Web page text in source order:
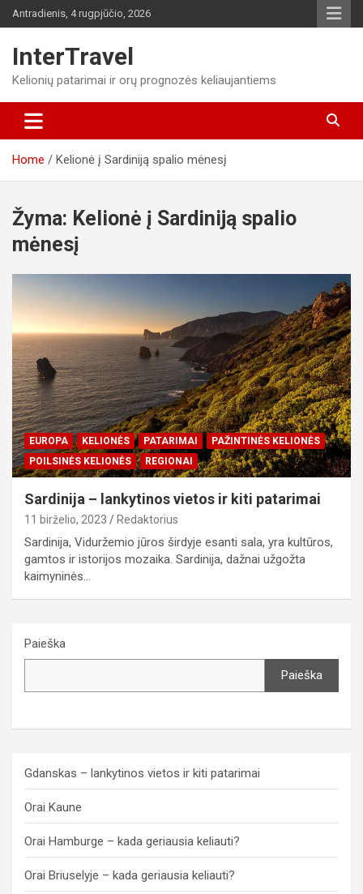
Skip
to
Antradienis, 4 rugpjūčio, 2026
InterTravel
Kelionių patarimai ir orų prognozės keliaujantiems
Home Kelionė į Sardiniją spalio mėnesį
Žyma: Kelionė į Sardiniją spalio
mėnesį
EUROPA KELIONĖS PATARIMAI
PAŽINTINĖS KELIONĖS
POILSINĖS KELIONĖS
REGIONAI
Sardinija – lankytinos vietos ir kiti patarimai
11 birželio, 2023 Redaktorius
Sardinija, Viduržemio jūros širdyje esanti sala, yra kultūros,
gamtos ir istorijos mozaika. Sardinija, dažnai užgožta
kaimyninės…
Paieška
Paieška
Gdanskas – lankytinos vietos ir kiti patarimai
Orai Kaune
Orai Hamburge – kada geriausia keliauti?
Orai Briuselyje – kada geriausia keliauti?